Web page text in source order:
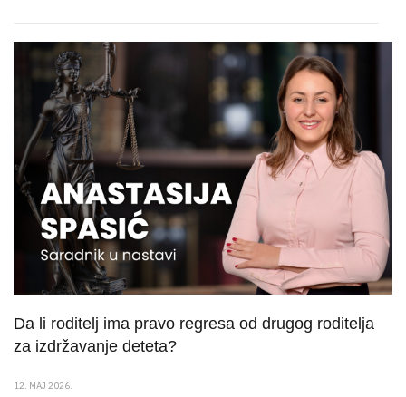
Da li roditelj ima pravo regresa od drugog roditelja
za izdržavanje deteta?
12. MAJ 2026.